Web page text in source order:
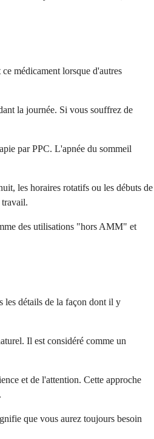
médicament lorsque d'autres
la journée. Si vous souffrez de
par PPC. L'apnée du sommeil
les horaires rotatifs ou les débuts de
travail.
des utilisations "hors AMM" et
les détails de la façon dont il y
Il est considéré comme un
et de l'attention. Cette approche
que vous aurez toujours besoin